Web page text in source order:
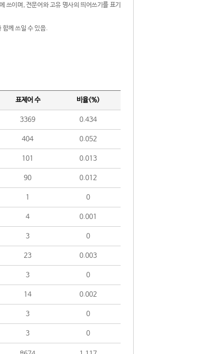
쓰이며, 전문어와 고유 명사의 띄어쓰기를 표기
께 쓰일 수 있음.
표제어 수 비율(%)
3369 0.434
404 0.052
101 0.013
90 0.012
1 0
4 0.001
3 0
23 0.003
3 0
14 0.002
3 0
3 0